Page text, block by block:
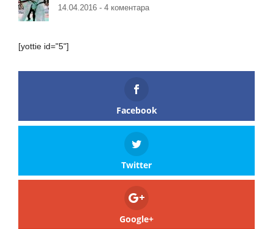
14.04.2016 - 4 коментара
[yottie id="5"]
Facebook
Twitter
Google+